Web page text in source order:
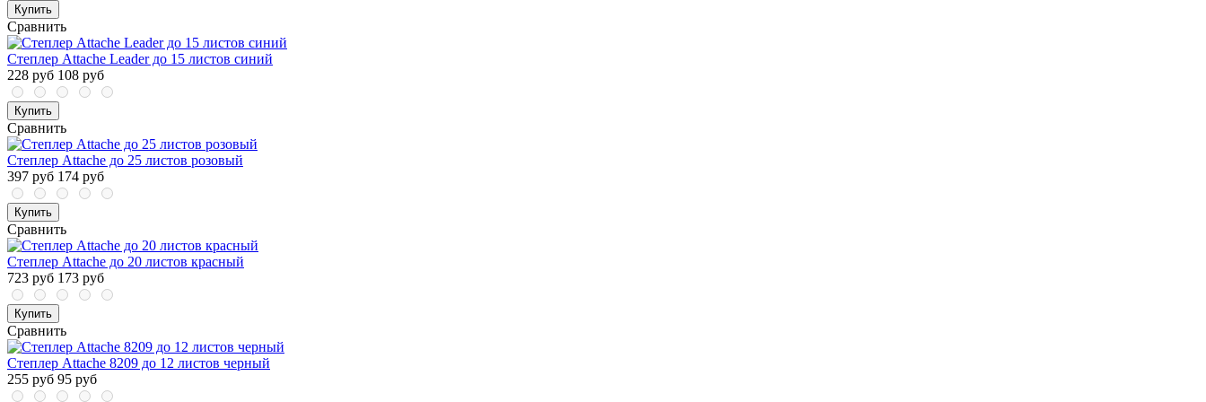
Купить
Сравнить
Степлер Attache Leader до 15 листов синий
228 руб 108 руб
Купить
Сравнить
Степлер Attache до 25 листов розовый
397 руб 174 руб
Купить
Сравнить
Степлер Attache до 20 листов красный
723 руб 173 руб
Купить
Сравнить
Степлер Attache 8209 до 12 листов черный
255 руб 95 руб